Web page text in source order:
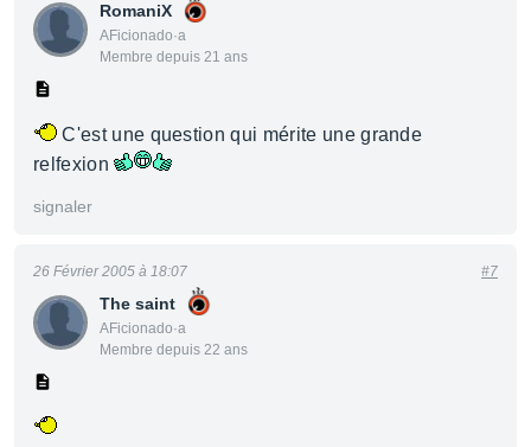
RomaniX
AFicionado·a
Membre depuis 21 ans
C'est une question qui mérite une grande
relfexion
signaler
The saint
AFicionado·a
Membre depuis 22 ans
26 Février 2005 à 18:07 #7